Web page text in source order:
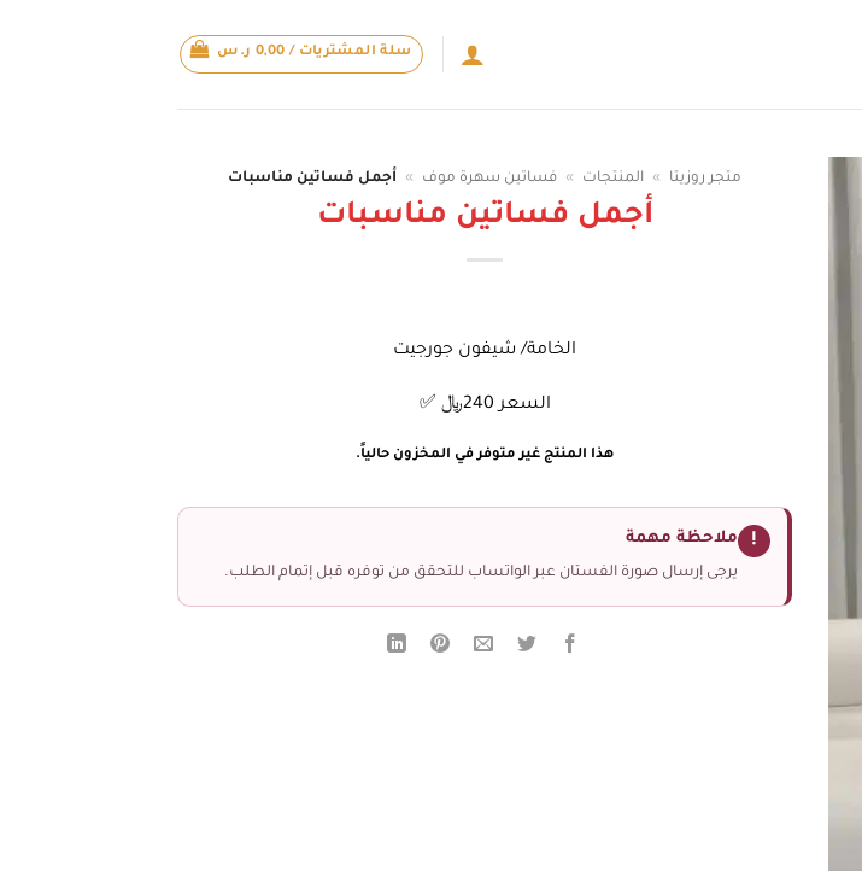
سلة المشتريات / 0,00 ر.س
متجر روزيتا » المنتجات » فساتين سهرة موف » أجمل فساتين مناسبات
أجمل فساتين مناسبات
الخامة/ شيفون جورجيت
السعر 240﷼ ✅
هذا المنتج غير متوفر في المخزون حالياً.
! ملاحظة مهمة
يرجى إرسال صورة الفستان عبر الواتساب للتحقق من توفره قبل إتمام الطلب.